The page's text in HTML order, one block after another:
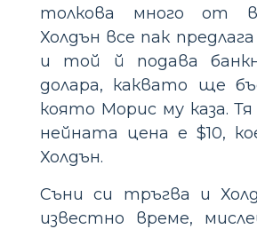
толкова много от
Холдън все пак
и той й подава
долара, каквато ще
която Морис му каза.
нейната цена е $10,
Холдън.
Съни си тръгва и
известно време,